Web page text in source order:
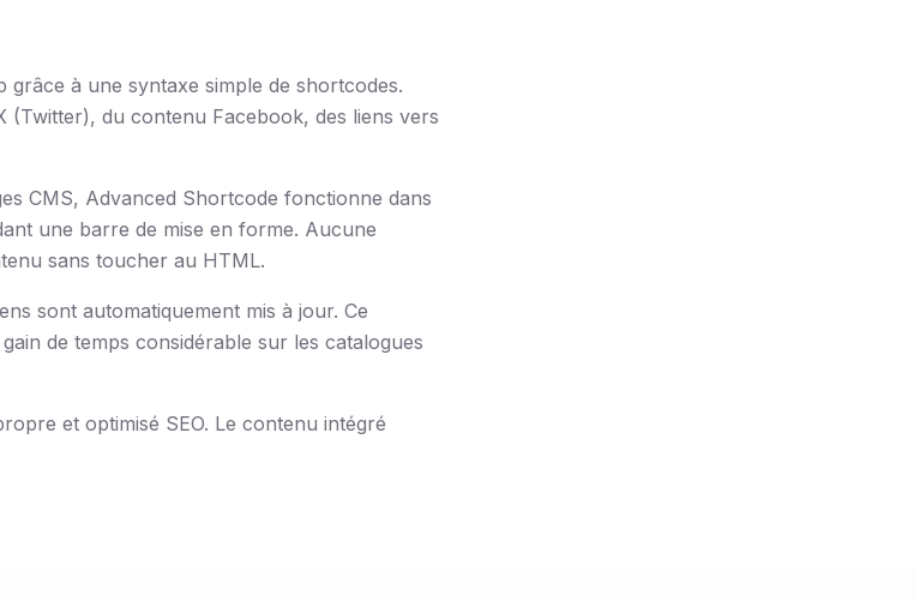
à une syntaxe simple de shortcodes.
(Twitter), du contenu Facebook, des liens vers
CMS, Advanced Shortcode fonctionne dans
une barre de mise en forme. Aucune
sans toucher au HTML.
sont automatiquement mis à jour. Ce
de temps considérable sur les catalogues
et optimisé SEO. Le contenu intégré